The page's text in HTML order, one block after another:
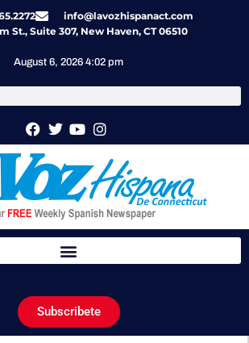
info@lavozhispanact.com
St., Suite 307, New Haven, CT 06510
August 6, 2026 4:02 pm
Subscribete